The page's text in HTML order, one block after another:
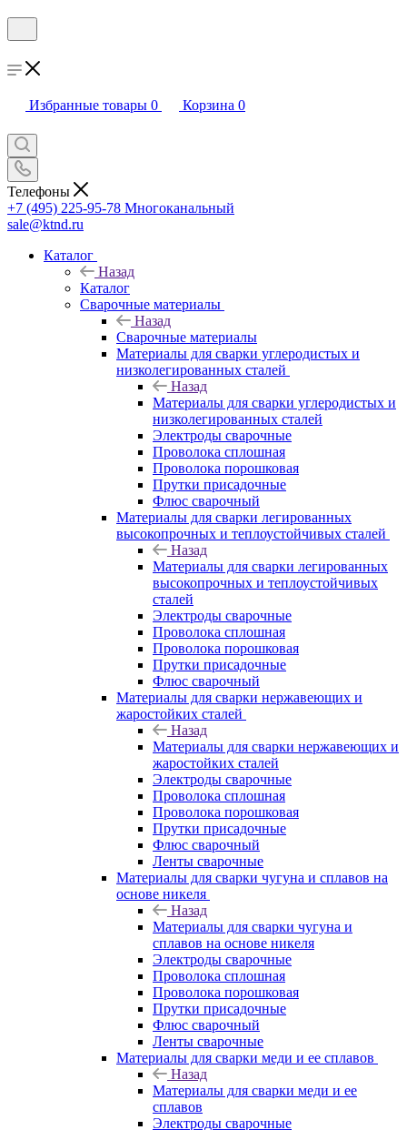
Избранные товары 0 Корзина 0
Телефоны
+7 (495) 225-95-78 Многоканальный
sale@ktnd.ru
Каталог
Назад
Каталог
Сварочные материалы
Назад
Сварочные материалы
Материалы для сварки углеродистых и
низколегированных сталей
Назад
Материалы для сварки углеродистых и
низколегированных сталей
Электроды сварочные
Проволока сплошная
Проволока порошковая
Прутки присадочные
Флюс сварочный
Материалы для сварки легированных
высокопрочных и теплоустойчивых сталей
Назад
Материалы для сварки легированных
высокопрочных и теплоустойчивых
сталей
Электроды сварочные
Проволока сплошная
Проволока порошковая
Прутки присадочные
Флюс сварочный
Материалы для сварки нержавеющих и
жаростойких сталей
Назад
Материалы для сварки нержавеющих и
жаростойких сталей
Электроды сварочные
Проволока сплошная
Проволока порошковая
Прутки присадочные
Флюс сварочный
Ленты сварочные
Материалы для сварки чугуна и сплавов на
основе никеля
Назад
Материалы для сварки чугуна и
сплавов на основе никеля
Электроды сварочные
Проволока сплошная
Проволока порошковая
Прутки присадочные
Флюс сварочный
Ленты сварочные
Материалы для сварки меди и ее сплавов
Назад
Материалы для сварки меди и ее
сплавов
Электроды сварочные